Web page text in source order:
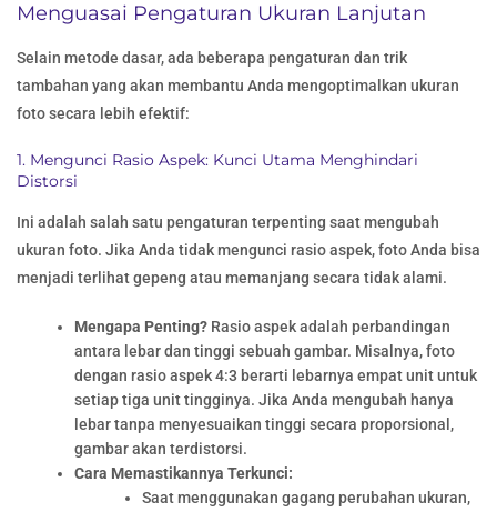
Menguasai Pengaturan Ukuran Lanjutan
Selain metode dasar, ada beberapa pengaturan dan trik
tambahan yang akan membantu Anda mengoptimalkan ukuran
foto secara lebih efektif:
1. Mengunci Rasio Aspek: Kunci Utama Menghindari
Distorsi
Ini adalah salah satu pengaturan terpenting saat mengubah
ukuran foto. Jika Anda tidak mengunci rasio aspek, foto Anda bisa
menjadi terlihat gepeng atau memanjang secara tidak alami.
Mengapa Penting? Rasio aspek adalah perbandingan
antara lebar dan tinggi sebuah gambar. Misalnya, foto
dengan rasio aspek 4:3 berarti lebarnya empat unit untuk
setiap tiga unit tingginya. Jika Anda mengubah hanya
lebar tanpa menyesuaikan tinggi secara proporsional,
gambar akan terdistorsi.
Cara Memastikannya Terkunci:
Saat menggunakan gagang perubahan ukuran,